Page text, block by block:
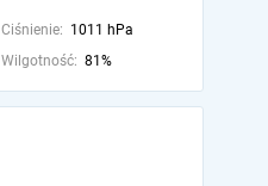
Ciśnienie: 1011 hPa
Wilgotność: 81%